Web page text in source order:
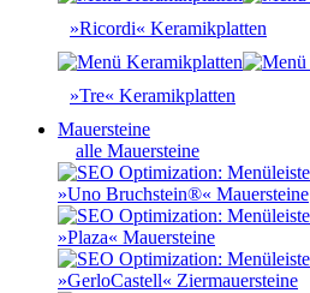
»Ricordi« Keramikplatten
»Tre« Keramikplatten
Mauersteine
alle Mauersteine
»Uno Bruchstein®« Mauersteine
»Plaza« Mauersteine
»GerloCastell« Ziermauersteine